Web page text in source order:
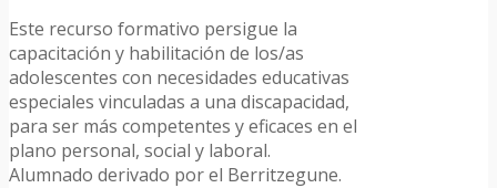
Este recurso formativo persigue la
capacitación y habilitación de los/as
adolescentes con necesidades educativas
especiales vinculadas a una discapacidad,
para ser más competentes y eficaces en el
plano personal, social y laboral.
Alumnado derivado por el Berritzegune.